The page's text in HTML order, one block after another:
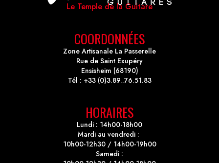
Le Temple de la Guitare
COORDONNÉES
Zone Artisanale La Passerelle
Rue de Saint Exupéry
Ensisheim (68190)
Tél : +33 (0)3.89..76.51.83
HORAIRES
Lundi : 14h00-18h00
Mardi au vendredi :
10h00-12h30 / 14h00-19h00
Samedi :